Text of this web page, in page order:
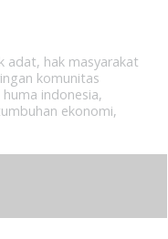
adat, hak masyarakat
komunitas
indonesia,
ekonomi,